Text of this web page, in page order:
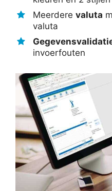
Meerdere valuta
valuta
invoerfouten